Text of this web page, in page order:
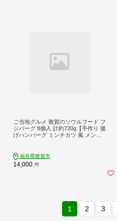
ご当地グルメ 敦賀のソウルフード フ
ジバーグ 8個入 計約720g【手作り 揚
げハンバーグ ミンチカツ 風 メンチ
冷凍食品 小分け】[051-a002_A] 【敦
賀市ふるさと納税】
福井県敦賀市
14,000 円
1 2 3